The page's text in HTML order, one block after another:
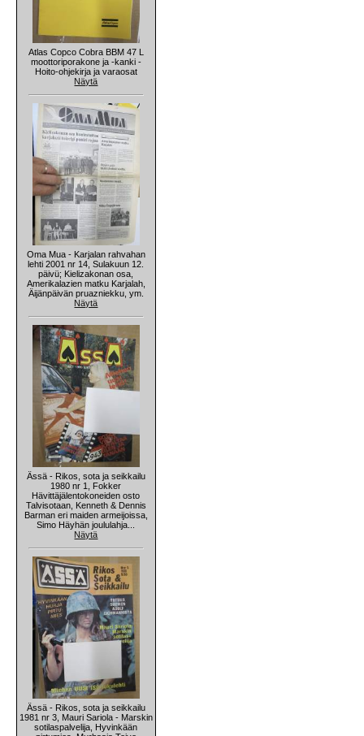
Atlas Copco Cobra BBM 47 L
moottoriporakone ja -kanki -
Hoito-ohjekirja ja varaosat
Näytä
Oma Mua - Karjalan rahvahan
lehti 2001 nr 14, Sulakuun 12.
päivü; Kielizakonan osa,
Amerikalazien matku Karjalah,
Äijänpäivän pruazniekku, ym.
Näytä
Ässä - Rikos, sota ja seikkailu
1980 nr 1, Fokker
Hävittäjälentokoneiden osto
Talvisotaan, Kenneth & Dennis
Barman eri maiden armeijoissa,
Simo Häyhän joululahja...
Näytä
Ässä - Rikos, sota ja seikkailu
1981 nr 3, Mauri Sariola - Marskin
sotilaspalvelija, Hyvinkään